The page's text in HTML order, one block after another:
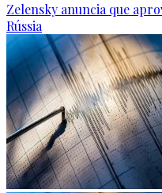
Zelensky anuncia que
Rússia